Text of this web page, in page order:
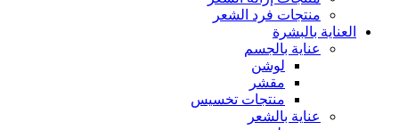
منتجات فرد الشعر
العناية بالبشرة
عناية بالجسم
لوشن
مقشر
منتجات تخسيس
عناية بالشعر